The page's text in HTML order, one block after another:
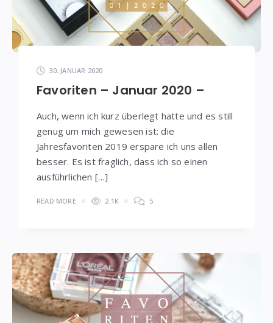
30. JANUAR 2020
Favoriten – Januar 2020 –
Auch, wenn ich kurz überlegt hatte und es still
genug um mich gewesen ist: die
Jahresfavoriten 2019 erspare ich uns allen
besser. Es ist fraglich, dass ich so einen
ausführlichen […]
READ MORE 2.1K 5